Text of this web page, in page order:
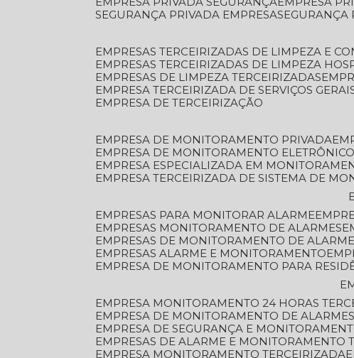
SEGURANÇA PRIVADA EMPRESA
EMPRESAS TERCEIRIZADAS DE LIMPEZA E
EMPRESAS TERCEIRIZADAS DE LIMPEZA
EMPRESAS DE LIMPEZA TERCEIRIZADAS
EMPRESA TERCEIRIZADA DE SERVIÇOS
EMPRESA DE TERCEIRIZAÇÃO
EMPRESA DE MONITORAMENTO PRIVADA
EMPRESA DE MONITORAMENTO ELETRÔNICO
EMPRESA ESPECIALIZADA EM
EMPRESA TERCEIRIZADA DE SISTEMA DE
EMPRESAS PARA MONITORAR ALARME
EMPRESAS MONITORAMENTO DE ALARMES
EMPRESAS DE MONITORAMENTO DE
EMPRESAS ALARME E MONITORAMENTO
EMPRESA DE MONITORAMENTO PARA
EMPRESA MONITORAMENTO 24 HORAS
EMPRESA DE MONITORAMENTO DE
EMPRESA DE SEGURANÇA E
EMPRESAS DE ALARME E MONITORAMENTO
EMPRESA MONITORAMENTO TERCEIRIZADA